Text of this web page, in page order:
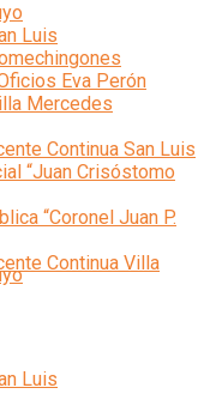
Luis
Luis
Eva Perón
Mercedes
Continua San Luis
“Juan Crisóstomo
“Coronel Juan P.
Continua Villa